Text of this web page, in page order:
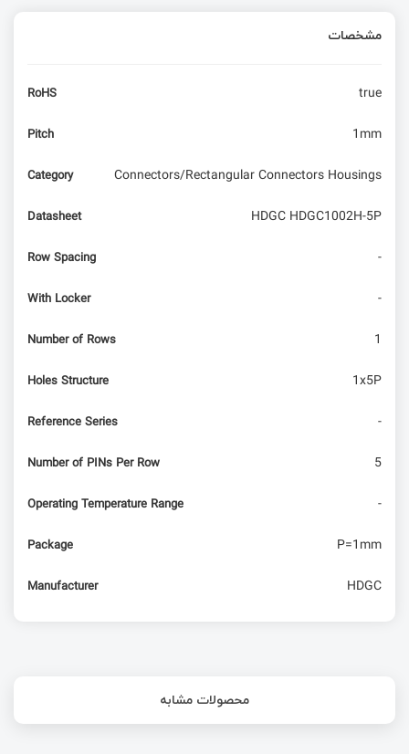
مشخصات
RoHS true
Pitch 1mm
Category Connectors/Rectangular Connectors Housings
Datasheet HDGC HDGC1002H-5P
Row Spacing -
With Locker -
Number of Rows 1
Holes Structure 1x5P
Reference Series -
Number of PINs Per Row 5
Operating Temperature Range -
Package P=1mm
Manufacturer HDGC
محصولات مشابه